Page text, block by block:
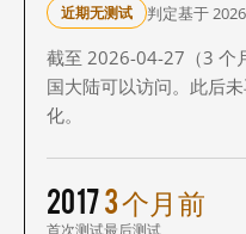
近期无测试 判定基于
截至 2026-04-27（3 个
国大陆可以访问。此后
化。
2017
首次测试
3 个月前
最后测试